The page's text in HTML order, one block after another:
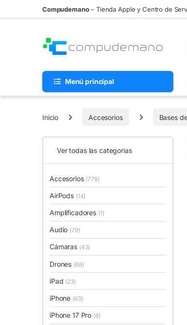
Skip to navigation
Skip to contentCompudemano– Tienda Apple y Centro de
Menú principal
Inicio Accesorios Bases
Ver todas las categorias
Accesorios (779)
AirPods (14)
Amplificadores (1)
Audio (79)
Cámaras (43)
Drones (68)
iPad (23)
iPhone (63)
iPhone 17 Pro (6)